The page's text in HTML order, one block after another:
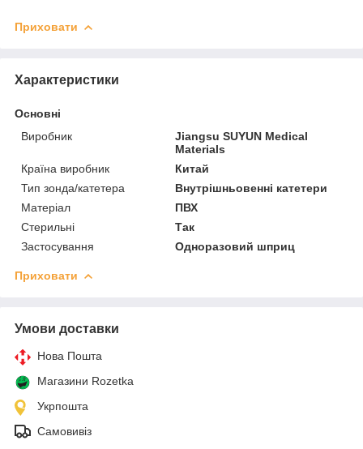
Приховати
Характеристики
Основні
Виробник
Jiangsu SUYUN Medical
Materials
Країна виробник
Китай
Тип зонда/катетера
Внутрішньовенні катетери
Матеріал
ПВХ
Стерильні
Так
Застосування
Одноразовий шприц
Приховати
Умови доставки
Нова Пошта
Магазини Rozetka
Укрпошта
Самовивіз